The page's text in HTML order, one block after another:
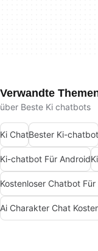
Verwandte
über Beste Ki chatbots
Ki ChatBester Ki-chatbot
Ki-chatbot Für Android
Kostenloser Chatbot
Ai Charakter Chat